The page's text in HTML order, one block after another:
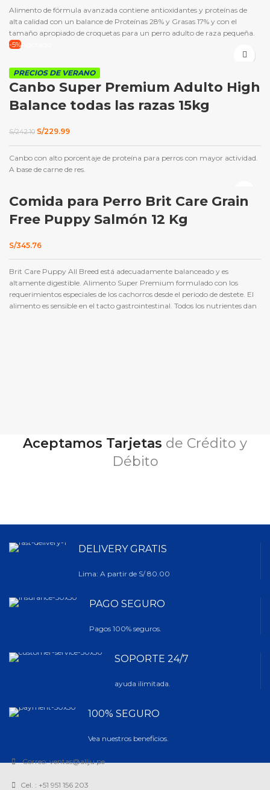
Alimento de fórmula avanzada contiene antioxidantes y proteínas de
alta calidad con un balance de Proteínas 28% y Grasas 17% y con el
tamaño apropiado de croquetas para un perro adulto de raza pequeña.
-5%
PRECIOS DE VERANO
Canbo Super Premium Adulto High
Balance todas las razas 15kg
S/242.10 El
original
era:
S/242.10.
S/229.99El
actual
es:
S/229.99.
Canbo con alto porcentaje de proteína para perros con mayor actividad.
A base de carne de res.
Comida para Perro Brit Care Grain
Free Puppy Salmón 12 Kg
S/345.76
Brit Care Puppy All Breed está adecuadamente balanceado y es
altamente digestible. Alimento Super Premium formulado con los
requerimientos especiales de los cachorros desde el periodo de destete. El
alimento es sensible en el tacto gastrointestinal. Todos los nutrientes dan
Aceptamos Tarjetas de Crédito y
Débito
DELIVERY GRATIS
Lima: A partir de S/ 80.00
PAGO SEGURO
Pagos 100% seguros.
SOPORTE 24/7
ayuda ilimitada.
100% SEGURO
Vea nuestros beneficios.
Correo: ventas@allju.pe
Cel. : +51 951 156 203